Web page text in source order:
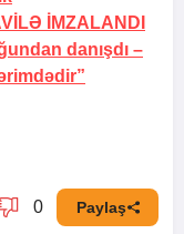
İMZALANDI
danışdı –
0 Paylaş